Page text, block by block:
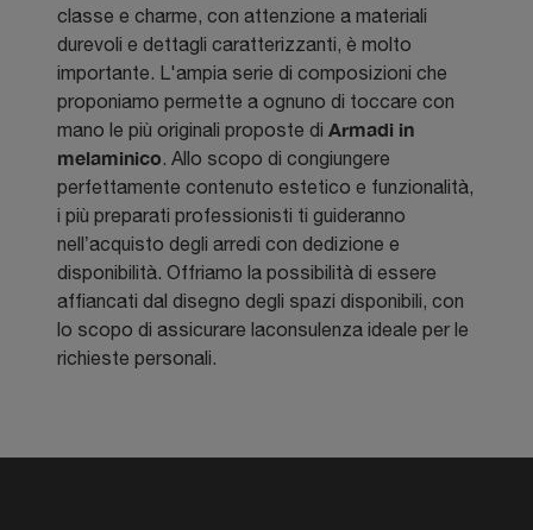
classe e charme, con attenzione a materiali
durevoli e dettagli caratterizzanti, è molto
importante. L'ampia serie di composizioni che
proponiamo permette a ognuno di toccare con
mano le più originali proposte di Armadi in
melaminico. Allo scopo di congiungere
perfettamente contenuto estetico e funzionalità,
i più preparati professionisti ti guideranno
nell’acquisto degli arredi con dedizione e
disponibilità. Offriamo la possibilità di essere
affiancati dal disegno degli spazi disponibili, con
lo scopo di assicurare laconsulenza ideale per le
richieste personali.